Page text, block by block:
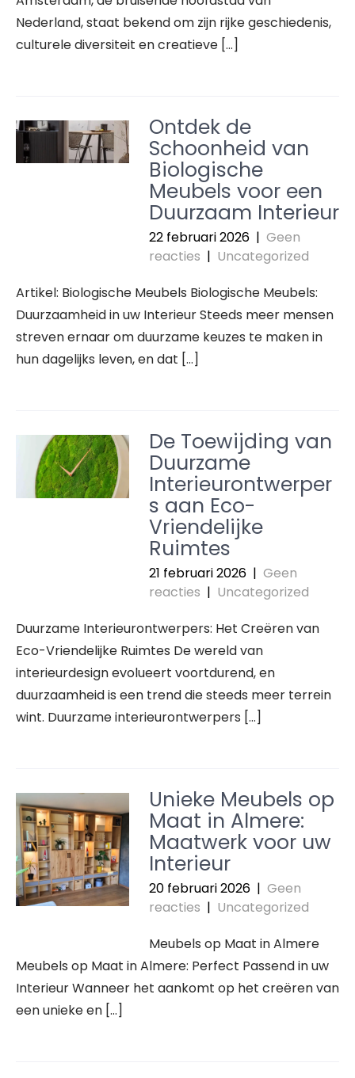
Nederland, staat bekend om zijn rijke geschiedenis,
culturele diversiteit en creatieve […]
Ontdek de
Schoonheid van
Biologische
Meubels voor een
Duurzaam Interieur
22 februari 2026 | Geen
reacties | Uncategorized
Artikel: Biologische Meubels Biologische Meubels:
Duurzaamheid in uw Interieur Steeds meer mensen
streven ernaar om duurzame keuzes te maken in
hun dagelijks leven, en dat […]
De Toewijding van
Duurzame
Interieurontwerper
s aan Eco-
Vriendelijke
Ruimtes
21 februari 2026 | Geen
reacties | Uncategorized
Duurzame Interieurontwerpers: Het Creëren van
Eco-Vriendelijke Ruimtes De wereld van
interieurdesign evolueert voortdurend, en
duurzaamheid is een trend die steeds meer terrein
wint. Duurzame interieurontwerpers […]
Unieke Meubels op
Maat in Almere:
Maatwerk voor uw
Interieur
20 februari 2026 | Geen
reacties | Uncategorized
Meubels op Maat in Almere
Meubels op Maat in Almere: Perfect Passend in uw
Interieur Wanneer het aankomt op het creëren van
een unieke en […]